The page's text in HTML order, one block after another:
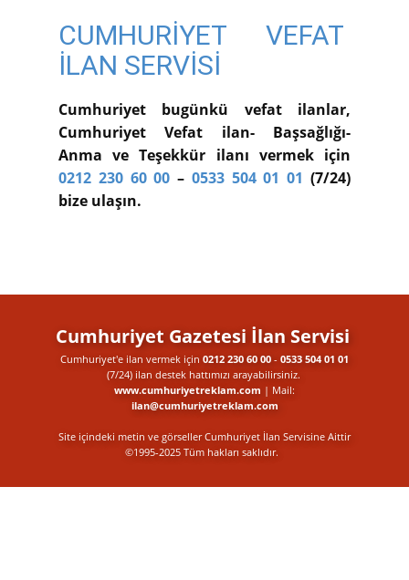
CUMHURİYET VEFAT
İLAN SERVİSİ
Cumhuriyet bugünkü vefat ilanlar,
Cumhuriyet Vefat ilan- Başsağlığı-
Anma ve Teşekkür ilanı vermek için
0212 230 60 00 – 0533 504 01 01 (7/24)
bize ulaşın.
Cumhuriyet Gazetesi İlan Servisi
Cumhuriyet'e ilan vermek için 0212 230 60 00 - 0533 504 01 01
(7/24) ilan destek​ hattımızı arayabilirsiniz.
www.cumhuriyetreklam.com | Mail:
ilan@cumhuriyetreklam.com
Site içindeki metin ve görseller Cumhuriyet İlan Servisine Aittir
©1995-2025 Tüm hakları saklıdır.